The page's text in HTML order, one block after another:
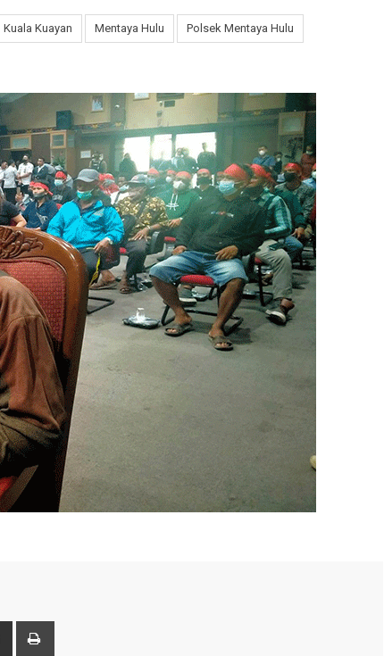
Kuala Kuayan Mentaya Hulu Polsek Mentaya Hulu
Share